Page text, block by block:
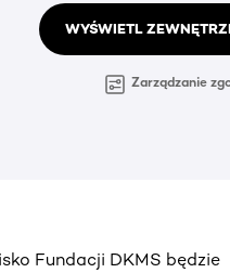
WYŚWIETL
Zarządzanie
Fundacji DKMS będzie